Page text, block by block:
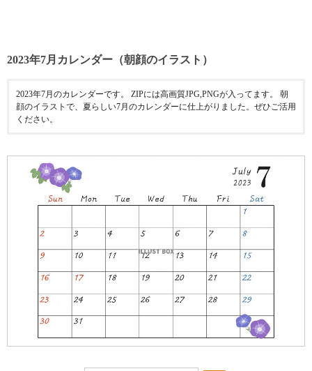
2023年7月カレンダー（朝顔のイラスト）
2023年7月のカレンダーです。 ZIPには高画質JPG,PNGが入ってます。 朝
顔のイラストで、夏らしい7月のカレンダーに仕上がりました。ぜひご活用
ください。